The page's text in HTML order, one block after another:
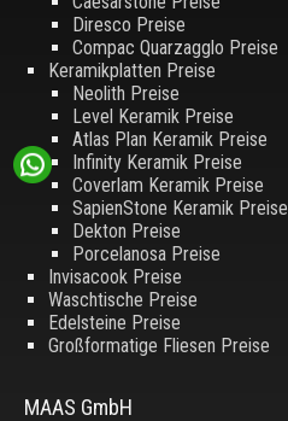
Diresco Preise
Compac Quarzagglo Preise
Keramikplatten Preise
Neolith Preise
Level Keramik Preise
Atlas Plan Keramik Preise
Infinity Keramik Preise
Coverlam Keramik Preise
SapienStone Keramik Preise
Dekton Preise
Porcelanosa Preise
Invisacook Preise
Waschtische Preise
Edelsteine Preise
Großformatige Fliesen Preise
MAAS GmbH